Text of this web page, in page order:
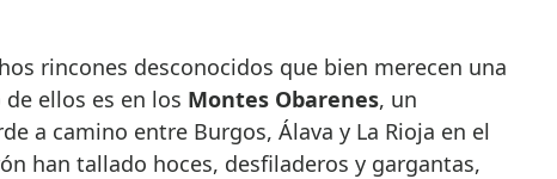
ellos es en los Montes Obarenes, un
a camino entre Burgos, Álava y La Rioja en el
han tallado hoces, desfiladeros y gargantas,